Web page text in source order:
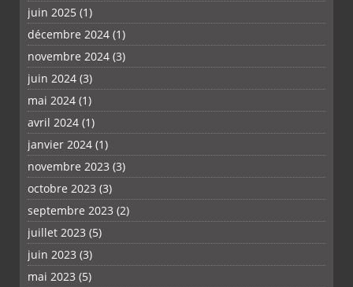
PLUS
juin 2025 (1)
décembre 2024 (1)
novembre 2024 (3)
juin 2024 (3)
mai 2024 (1)
avril 2024 (1)
janvier 2024 (1)
novembre 2023 (3)
octobre 2023 (3)
septembre 2023 (2)
juillet 2023 (5)
juin 2023 (3)
mai 2023 (5)